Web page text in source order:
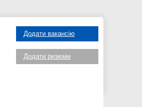
Додати вакансію
Додати резюме